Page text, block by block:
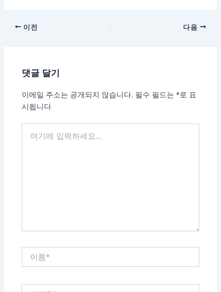
이전 다음
댓글 달기
이메일 주소는 공개되지 않습니다. 필수 필드는 *로 표
시됩니다